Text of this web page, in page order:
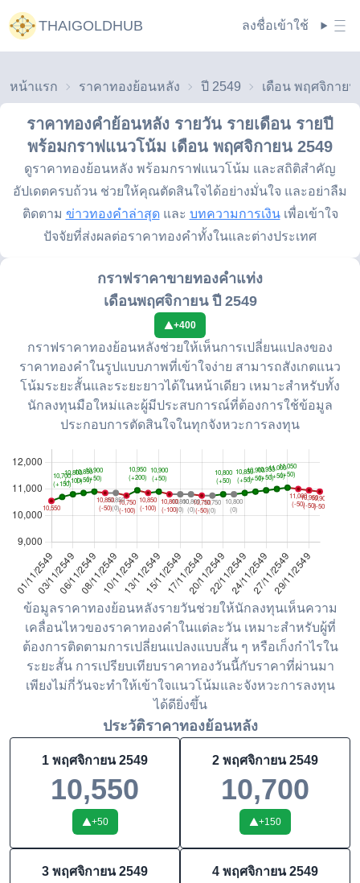
THAIGOLDHUB ลงชื่อเข้าใช้
หน้าแรก ราคาทองย้อนหลัง ปี 2549
ราคาทองคำย้อนหลัง รายวัน รายเดือน รายปี
พร้อมกราฟแนวโน้ม เดือน พฤศจิกายน 2549
ดูราคาทองย้อนหลัง พร้อมกราฟแนวโน้ม และสถิติสำคัญ
อัปเดตครบถ้วน ช่วยให้คุณตัดสินใจได้อย่างมั่นใจ และอย่าลืม
ติดตาม ข่าวทองคำล่าสุด และ บทความการเงิน เพื่อเข้าใจ
ปัจจัยที่ส่งผลต่อราคาทองคำทั้งในและต่างประเทศ
กราฟราคาขายทองคำแท่ง
เดือนพฤศจิกายน ปี 2549
+400
กราฟราคาทองย้อนหลังช่วยให้เห็นการเปลี่ยนแปลงของ
ราคาทองคำในรูปแบบภาพที่เข้าใจง่าย สามารถสังเกตแนว
โน้มระยะสั้นและระยะยาวได้ในหน้าเดียว เหมาะสำหรับทั้ง
นักลงทุนมือใหม่และผู้มีประสบการณ์ที่ต้องการใช้ข้อมูล
ประกอบการตัดสินใจในทุกจังหวะการลงทุน
ข้อมูลราคาทองย้อนหลังรายวันช่วยให้นักลงทุนเห็นความ
เคลื่อนไหวของราคาทองคำในแต่ละวัน เหมาะสำหรับผู้ที่
ต้องการติดตามการเปลี่ยนแปลงแบบสั้น ๆ หรือเก็งกำไรใน
ระยะสั้น การเปรียบเทียบราคาทองวันนี้กับราคาที่ผ่านมา
เพียงไม่กี่วันจะทำให้เข้าใจแนวโน้มและจังหวะการลงทุน
ได้ดียิ่งขึ้น
ประวัติราคาทองย้อนหลัง
1 พฤศจิกายน 2549
10,550
+50
2 พฤศจิกายน 2549
10,700
+150
3 พฤศจิกายน 2549 4 พฤศจิกายน 2549